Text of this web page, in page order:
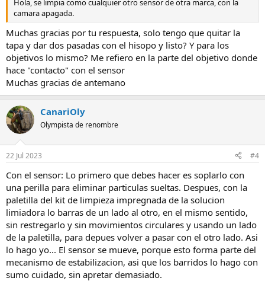
camara apagada.
Muchas gracias por tu respuesta, solo tengo que quitar la
tapa y dar dos pasadas con el hisopo y listo? Y para los
objetivos lo mismo? Me refiero en la parte del objetivo donde
hace "contacto" con el sensor
Muchas gracias de antemano
CanariOly
Olympista de renombre
22 Jul 2023 #4
Con el sensor: Lo primero que debes hacer es soplarlo con
una perilla para eliminar particulas sueltas. Despues, con la
paletilla del kit de limpieza impregnada de la solucion
limiadora lo barras de un lado al otro, en el mismo sentido,
sin restregarlo y sin movimientos circulares y usando un lado
de la paletilla, para depues volver a pasar con el otro lado. Asi
lo hago yo... El sensor se mueve, porque esto forma parte del
mecanismo de estabilizacion, asi que los barridos lo hago con
sumo cuidado, sin apretar demasiado.